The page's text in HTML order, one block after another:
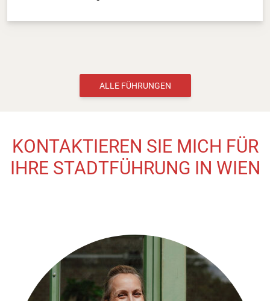
ALLE FÜHRUNGEN
KONTAKTIEREN SIE MICH FÜR
IHRE STADTFÜHRUNG IN WIEN